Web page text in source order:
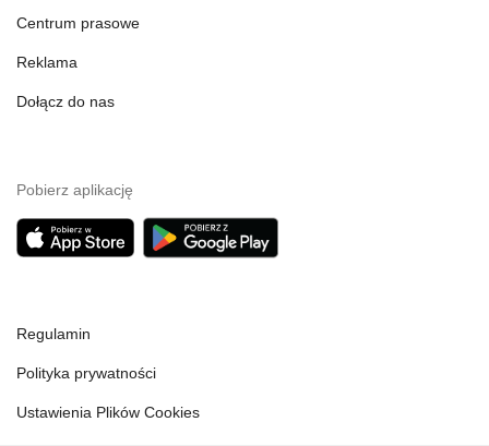
Centrum prasowe
Reklama
Dołącz do nas
Pobierz aplikację
Regulamin
Polityka prywatności
Ustawienia Plików Cookies